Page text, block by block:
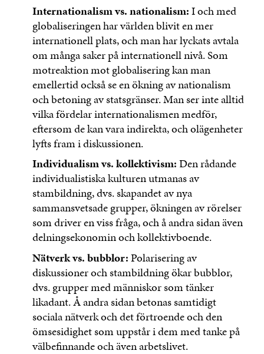
Internationalism vs. nationalism:I och med
globaliseringen har världen blivit en mer
internationell plats, och man har lyckats avtala
om många saker på internationell nivå. Som
motreaktion mot globalisering kan man
emellertid också se en ökning av nationalism
och betoning av statsgränser. Man ser inte alltid
vilka fördelar internationalismen medför,
eftersom de kan vara indirekta, och olägenheter
lyfts fram i diskussionen.
Individualism vs. kollektivism:Den rådande
individualistiska kulturen utmanas av
stambildning, dvs. skapandet av nya
sammansvetsade grupper, ökningen av rörelser
som driver en viss fråga, och å andra sidan även
delningsekonomin och kollektivboende.
Nätverk vs. bubblor:Polarisering av
diskussioner och stambildning ökar bubblor,
dvs. grupper med människor som tänker
likadant. Å andra sidan betonas samtidigt
sociala nätverk och det förtroende och den
ömsesidighet som uppstår i dem med tanke på
välbefinnande och även arbetslivet.